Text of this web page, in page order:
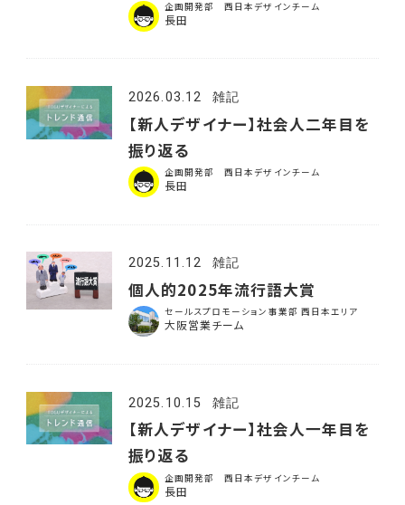
企画開発部 西日本デザインチーム
長田
2026.03.12 雑記
【新人デザイナー】社会人二年目を
振り返る
企画開発部 西日本デザインチーム
長田
2025.11.12 雑記
個人的2025年流行語大賞
セールスプロモーション事業部 西日本エリア
大阪営業チーム
2025.10.15 雑記
【新人デザイナー】社会人一年目を
振り返る
企画開発部 西日本デザインチーム
長田